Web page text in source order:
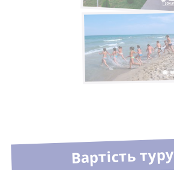
Вартість туру